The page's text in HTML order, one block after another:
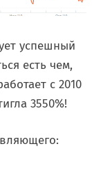
успешный
есть чем,
с 2010
3550%!